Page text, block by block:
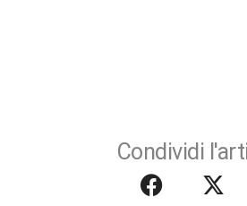
Condividi